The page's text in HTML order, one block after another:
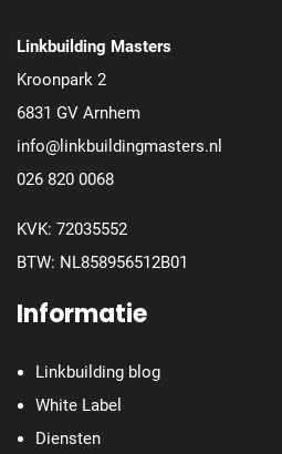
Linkbuilding Masters
Kroonpark 2
6831 GV Arnhem
info@linkbuildingmasters.nl
026 820 0068
KVK: 72035552
BTW: NL858956512B01
Informatie
Linkbuilding blog
White Label
Diensten